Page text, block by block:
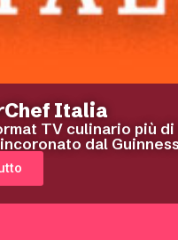
Italia
TV culinario più
incoronato dal